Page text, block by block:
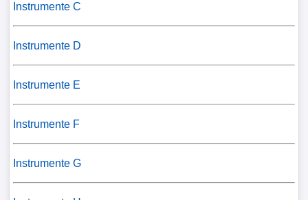
Instrumente C
Instrumente D
Instrumente E
Instrumente F
Instrumente G